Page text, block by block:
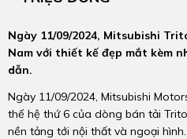
Ngày 11/09/2024, Mitsubishi
Nam với thiết kế đẹp mắt kèm
dẫn.
Ngày 11/09/2024, Mitsubishi
thế hệ thứ 6 của dòng bán tải
nền tảng tới nội thất và ngoại